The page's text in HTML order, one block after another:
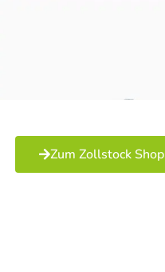
Zum Zollstock Shop